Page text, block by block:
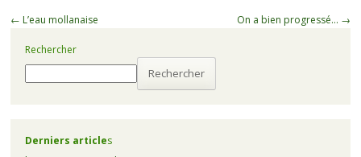
← L’eau mollanaise On a bien progressé… →
Rechercher
Rechercher
Derniers articles